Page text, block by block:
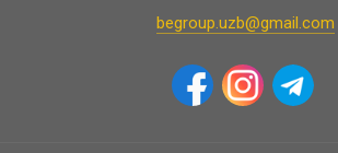
begroup.uzb@gmail.com